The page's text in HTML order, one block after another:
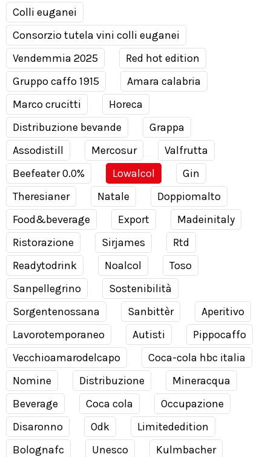
Colli euganei
Consorzio tutela vini colli euganei
Vendemmia 2025
Red hot edition
Gruppo caffo 1915
Amara calabria
Marco crucitti
Horeca
Distribuzione bevande
Grappa
Assodistill
Mercosur
Valfrutta
Beefeater 0.0%
Lowalcol
Gin
Theresianer
Natale
Doppiomalto
Food&beverage
Export
Madeinitaly
Ristorazione
Sirjames
Rtd
Readytodrink
Noalcol
Toso
Sanpellegrino
Sostenibilità
Sorgentenossana
Sanbittèr
Aperitivo
Lavorotemporaneo
Autisti
Pippocaffo
Vecchioamarodelcapo
Coca-cola hbc italia
Nomine
Distribuzione
Mineracqua
Beverage
Coca cola
Occupazione
Disaronno
Odk
Limitededition
Bolognafc
Unesco
Kulmbacher